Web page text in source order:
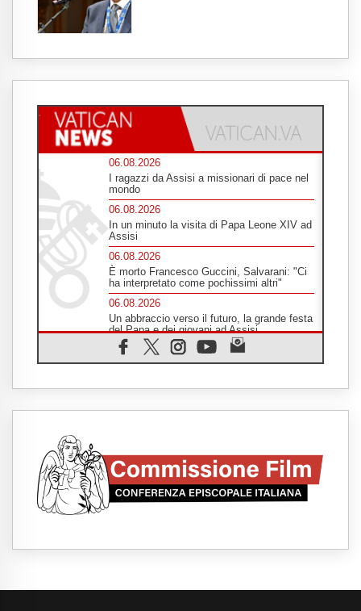
06.08.2026
I ragazzi da Assisi a missionari di pace nel
mondo
06.08.2026
In un minuto la visita di Papa Leone XIV ad
Assisi
06.08.2026
È morto Francesco Guccini, Salvarani: "Ci
ha interpretato come pochissimi altri"
06.08.2026
Un abbraccio verso il futuro, la grande festa
del Papa e dei giovani ad Assisi
06.08.2026
Il grazie dei giovani al Papa: "Oggi ci
Leone XIV: la rivoluzione del Vangelo
06.08.2026
Fra Marco Vianelli: alla scuola di san
Francesco per imparare il Vangelo della
pace